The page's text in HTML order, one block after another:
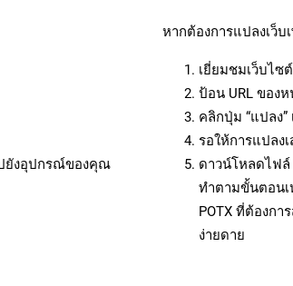
ปยังอุปกรณ์ของคุณ
หากต้องการแปลงเว็
เยี่ยมชมเว็บไซต์
ป้อน URL ของ
คลิกปุ่ม “แปลง”
รอให้การแปลง
ดาวน์โหลดไฟล์
ทำตามขั้นตอน
POTX ที่ต้องก
ง่ายดาย